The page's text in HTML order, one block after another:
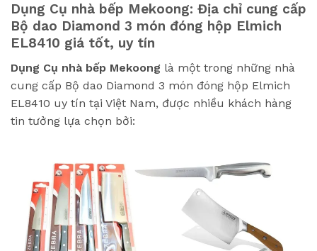
Dụng Cụ nhà bếp Mekoong: Địa chỉ cung cấp
Bộ dao Diamond 3 món đóng hộp Elmich
EL8410 giá tốt, uy tín
Dụng Cụ nhà bếp Mekoong là một trong những nhà
cung cấp Bộ dao Diamond 3 món đóng hộp Elmich
EL8410 uy tín tại Việt Nam, được nhiều khách hàng
tin tưởng lựa chọn bởi: